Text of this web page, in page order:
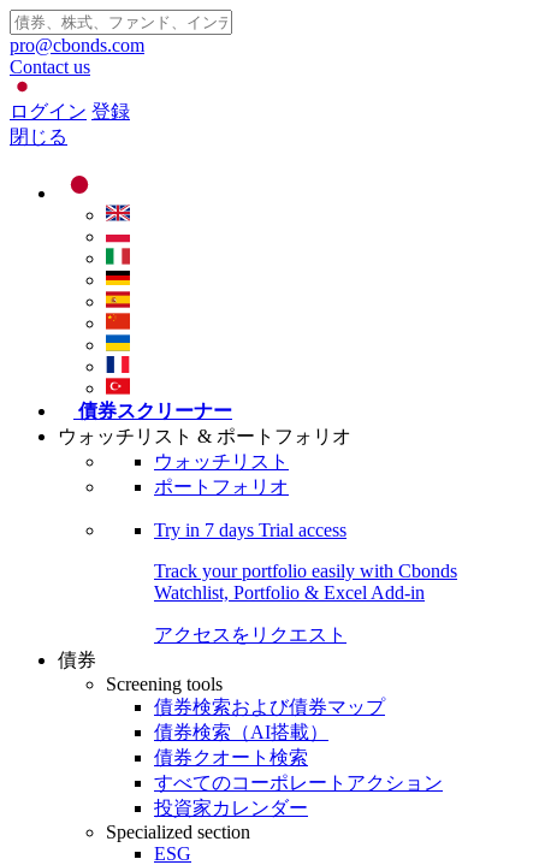
pro@cbonds.com
Contact us
ログイン 登録
閉じる
債券スクリーナー
ウォッチリスト & ポートフォリオ
ウォッチリスト
ポートフォリオ
Try in 7 days Trial access
Track your portfolio easily with Cbonds
Watchlist, Portfolio & Excel Add-in
アクセスをリクエスト
債券
Screening tools
債券検索および債券マップ
債券検索（AI搭載）
債券クオート検索
すべてのコーポレートアクション
投資家カレンダー
Specialized section
ESG